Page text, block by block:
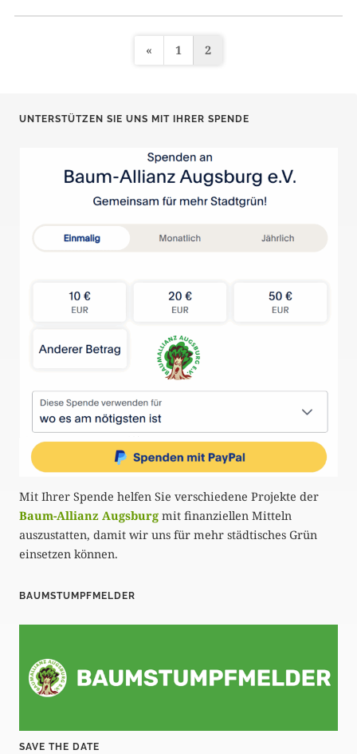
i
e
n
i
e
r
u
n
g
e
t
« 1 2
UNTERSTÜTZEN SIE UNS MIT IHRER SPENDE
Mit Ihrer Spende helfen Sie verschiedene Projekte der
Baum-Allianz Augsburg mit finanziellen Mitteln
auszustatten, damit wir uns für mehr städtisches Grün
einsetzen können.
BAUMSTUMPFMELDER
SAVE THE DATE